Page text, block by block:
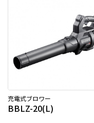
充電式ブロワー
BBLZ-20(L)